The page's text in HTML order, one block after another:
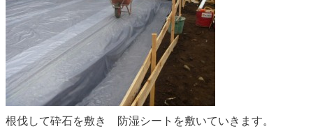
根伐して砕石を敷き 防湿シートを敷いていきます。